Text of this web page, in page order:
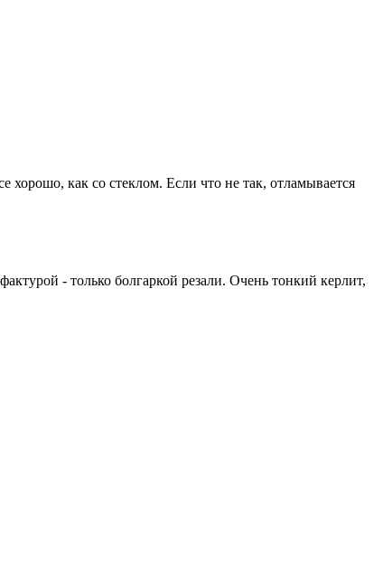
как со стеклом. Если что не так, отламывается
- только болгаркой резали. Очень тонкий керлит,